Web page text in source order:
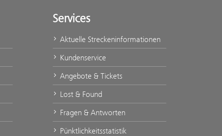
Services
Aktuelle Streckeninformationen
Kundenservice
Angebote & Tickets
Lost & Found
Fragen & Antworten
Pünktlichkeitsstatistik